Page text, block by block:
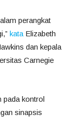
perangkat
kata Elizabeth
dan kepala
Carnegie
pada kontrol
sinapsis